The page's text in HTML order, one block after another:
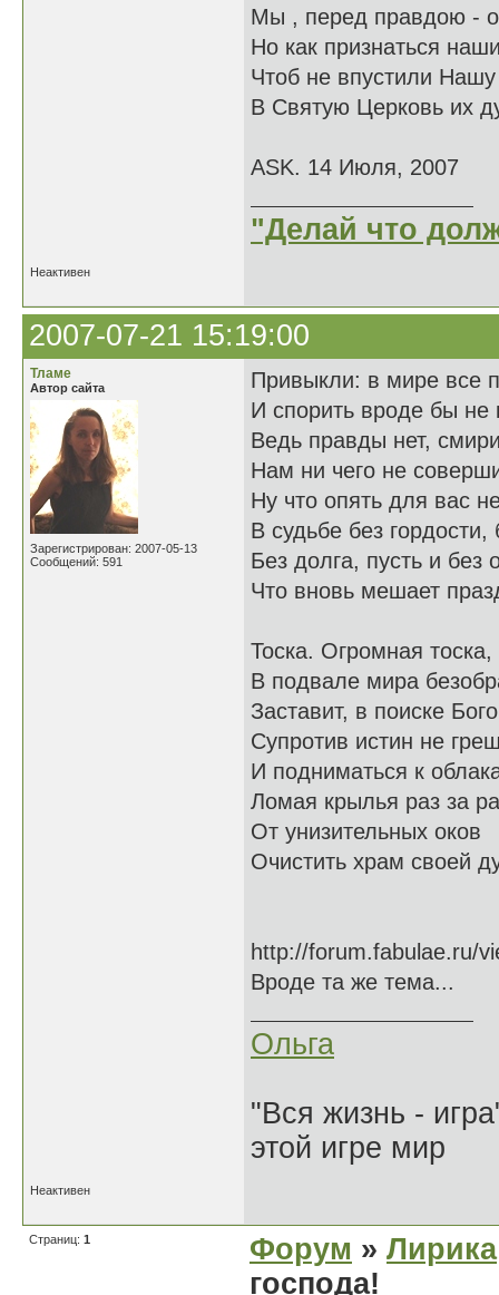
Мы , перед правдою -
Но как признаться
Чтоб не впустили
В Святую Церковь их
ASK. 14 Июля, 2007
"Делай что
Неактивен
2007-07-21 15:19:00
Тламе
Автор сайта
Зарегистрирован: 2007-05-13
Сообщений: 591
Привыкли: в мире все
И спорить вроде бы
Ведь правды нет,
Нам ни чего не
Ну что опять для вас
В судьбе без гордости,
Без долга, пусть и без
Что вновь мешает
Тоска. Огромная тоска,
В подвале мира
Заставит, в поиске
Супротив истин не
И подниматься к
Ломая крылья раз за
От унизительных оков
Очистить храм своей
http://forum.fabulae.ru/
Вроде та же тема...
Ольга
"Вся жизнь -
этой игре мир
Неактивен
Страниц: 1 Форум » Лирика
господа!